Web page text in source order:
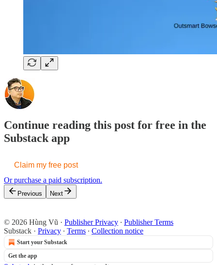
Continue reading this post for free in the
Substack app
Claim my free post
Or purchase a paid subscription.
Previous Next
© 2026 Hùng Vũ · Publisher Privacy ∙ Publisher Terms
Substack · Privacy ∙ Terms ∙ Collection notice
Start your Substack
Get the app